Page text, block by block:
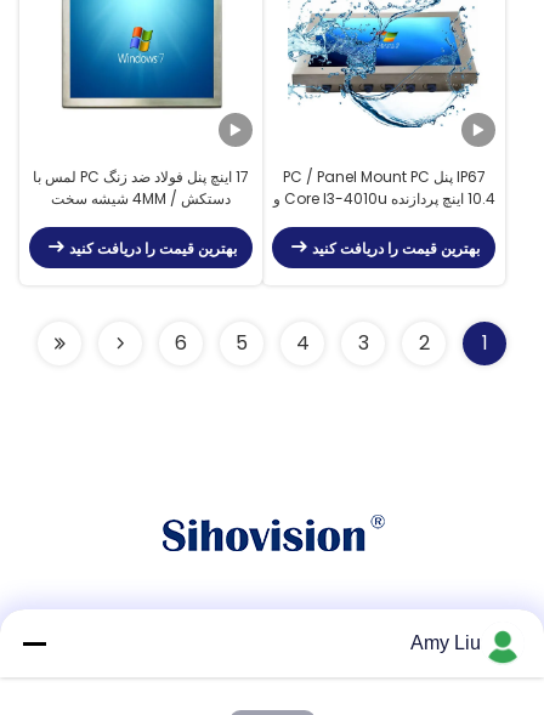
IP67 پنل PC / Panel Mount PC
10.4 اینچ پردازنده Core I3-4010u و
بهترین قیمت را دریافت کنید
17 اینچ پنل فولاد ضد زنگ PC لمس با
دستکش / 4MM شیشه سخت
بهترین قیمت را دریافت کنید
1
2
3
4
5
6
Amy Liu